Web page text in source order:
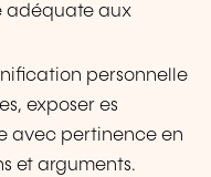
adéquate aux
personnelle
exposer es
avec pertinence en
et arguments.